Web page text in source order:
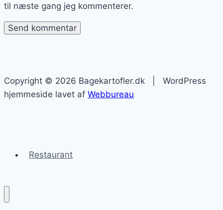
til næste gang jeg kommenterer.
Copyright © 2026 Bagekartofler.dk | WordPress
hjemmeside lavet af Webbureau
Restaurant